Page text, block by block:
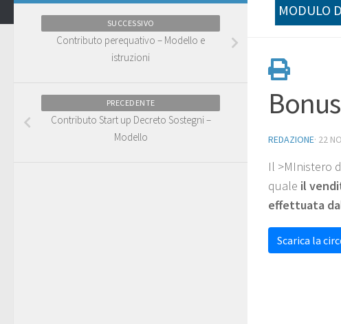
MODULO
REDAZIONE· 22
Il >MInistero
quale il
effettuata
Scarica la
SUCCESSIVO
Contributo perequativo – Modello e
istruzioni
PRECEDENTE
Contributo Start up Decreto Sostegni –
Modello